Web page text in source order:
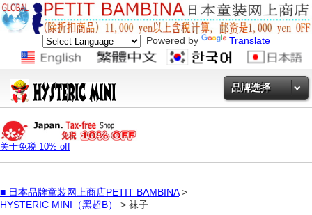
Powered by Translate
品牌选择
关于免税 10% off
■ 日本品牌童装网上商店PETIT BAMBINA>
HYSTERIC MINI（黑超B）
> 袜子